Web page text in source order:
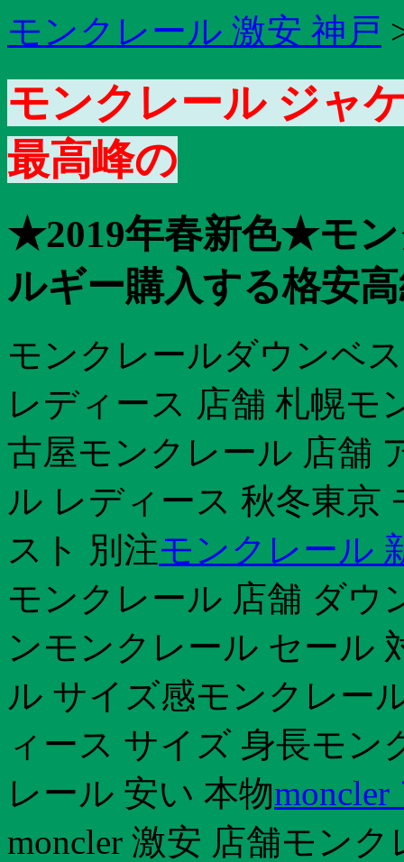
モンクレール 激安 神戸
モンクレール ジャ
最高峰の
★2019年春新色★モン
ルギー購入する格安
モンクレールダウンベ
レディース 店舗 札幌モ
古屋モンクレール 店舗
ル レディース 秋冬東京
スト 別注モンクレール
モンクレール 店舗 ダウ
ンモンクレール セール
ル サイズ感モンクレー
ィース サイズ 身長モ
レール 安い 本物
moncler 激安 店舗モン